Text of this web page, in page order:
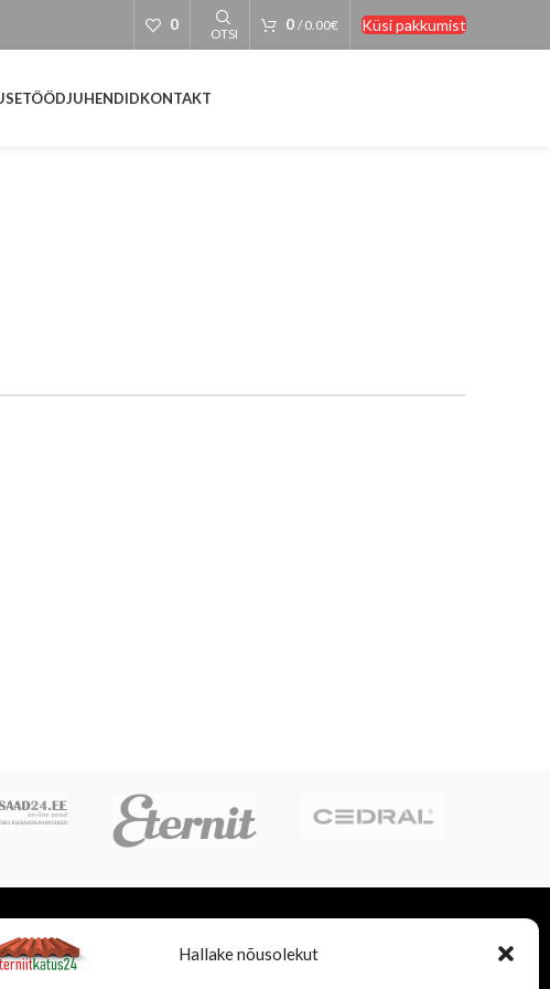
Hallake nõusolekut
0 OTSI 0 / 0.00€ Küsi pakkumist
JUHENDIDKONTAKT
LISATEENUSED FIRMAST